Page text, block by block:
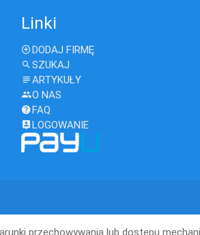
Linki
DODAJ FIRMĘ
SZUKAJ
ARTYKUŁY
O NAS
FAQ
LOGOWANIE
przechowywania lub dostępu